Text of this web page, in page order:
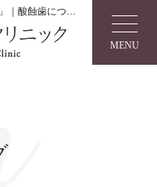
｜酸蝕歯につい
MENU